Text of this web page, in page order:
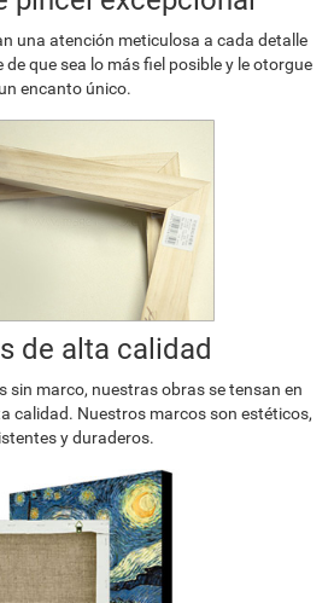
una atención meticulosa a cada detalle
que sea lo más fiel posible y le otorgue
un encanto único.
de alta calidad
sin marco, nuestras obras se tensan en
calidad. Nuestros marcos son estéticos,
y duraderos.